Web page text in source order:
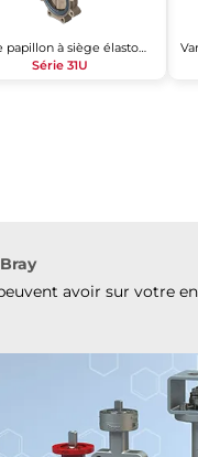
Vanne papillon à siège élastomère
Série 31U
avoir sur votre